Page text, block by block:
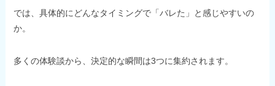
では、具体的にどんなタイミングで「バレた」と感じやすいの
か。
多くの体験談から、決定的な瞬間は3つに集約されます。